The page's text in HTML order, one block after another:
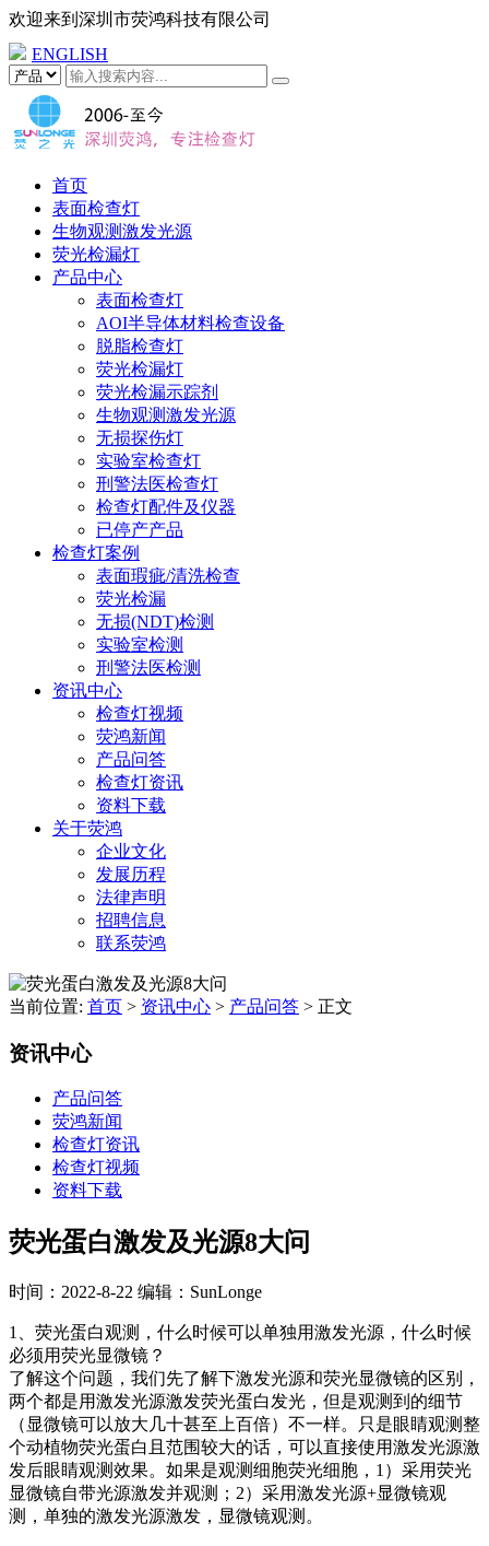
欢迎来到 深圳市荧鸿科技有限公司
ENGLISH
首页
表面检查灯
生物观测激发光源
荧光检漏灯
产品中心
表面检查灯
AOI半导体材料检查设备
脱脂检查灯
荧光检漏灯
荧光检漏示踪剂
生物观测激发光源
无损探伤灯
实验室检查灯
刑警法医检查灯
检查灯配件及仪器
已停产产品
检查灯案例
表面瑕疵/清洗检查
荧光检漏
无损(NDT)检测
实验室检测
刑警法医检测
资讯中心
检查灯视频
荧鸿新闻
产品问答
检查灯资讯
资料下载
关于荧鸿
企业文化
发展历程
法律声明
招聘信息
联系荧鸿
当前位置: 首页 > 资讯中心 > 产品问答 > 正文
资讯中心
产品问答
荧鸿新闻
检查灯资讯
检查灯视频
资料下载
荧光蛋白激发及光源8大问
时间：2022-8-22 编辑：SunLonge
1、荧光蛋白观测，什么时候可以单独用激发光源，什么时候
必须用荧光显微镜？
了解这个问题，我们先了解下激发光源和荧光显微镜的区别，
两个都是用激发光源激发荧光蛋白发光，但是观测到的细节
（显微镜可以放大几十甚至上百倍）不一样。只是眼睛观测整
个动植物荧光蛋白且范围较大的话，可以直接使用激发光源激
发后眼睛观测效果。如果是观测细胞荧光细胞，1）采用荧光
显微镜自带光源激发并观测；2）采用激发光源+显微镜观
测，单独的激发光源激发，显微镜观测。